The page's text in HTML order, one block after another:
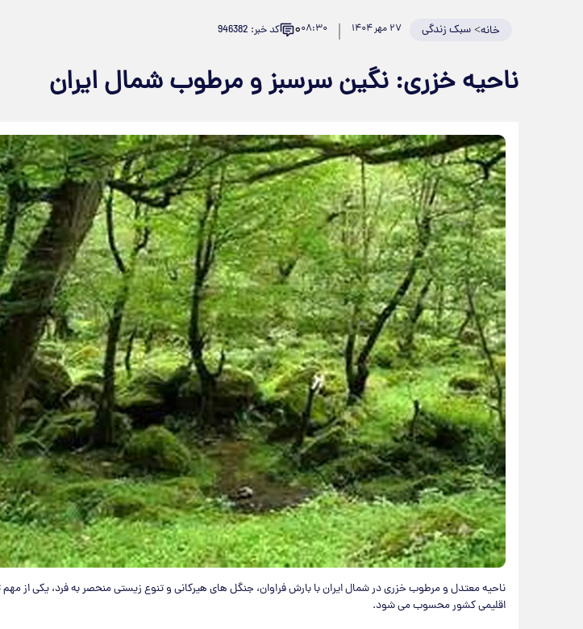
خانه>سبک زندگی ۲۷ مهر ۱۴۰۴ ۰۸:۳۰۰ کد خبر: 946382
ناحیه خزری: نگین سرسبز و مرطوب شمال ایران
ناحیه معتدل و مرطوب خزری در شمال ایران با بارش فراوان، جنگل های هیرکانی و تنوع زیستی منحصر به فرد، یکی از
اقلیمی کشور محسوب می شود.